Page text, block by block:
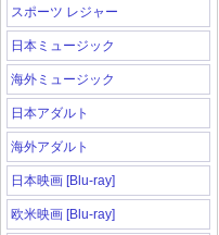
スポーツ レジャー
日本ミュージック
海外ミュージック
日本アダルト
海外アダルト
日本映画 [Blu-ray]
欧米映画 [Blu-ray]